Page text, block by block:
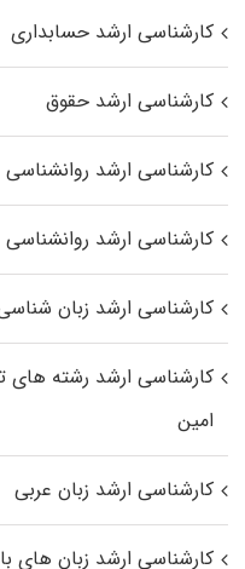
کارشناسی ارشد حسابداری
کارشناسی ارشد حقوق
کارشناسی ارشد روانشناسی
کارشناسی ارشد روانشناسی ۲
کارشناسی ارشد زبان
کارشناسی ارشد رﺷﺘﻪ
اﻣﻴﻦ
کارشناسی ارشد زبان عربی
کارشناسی ارشد زبان‌ های